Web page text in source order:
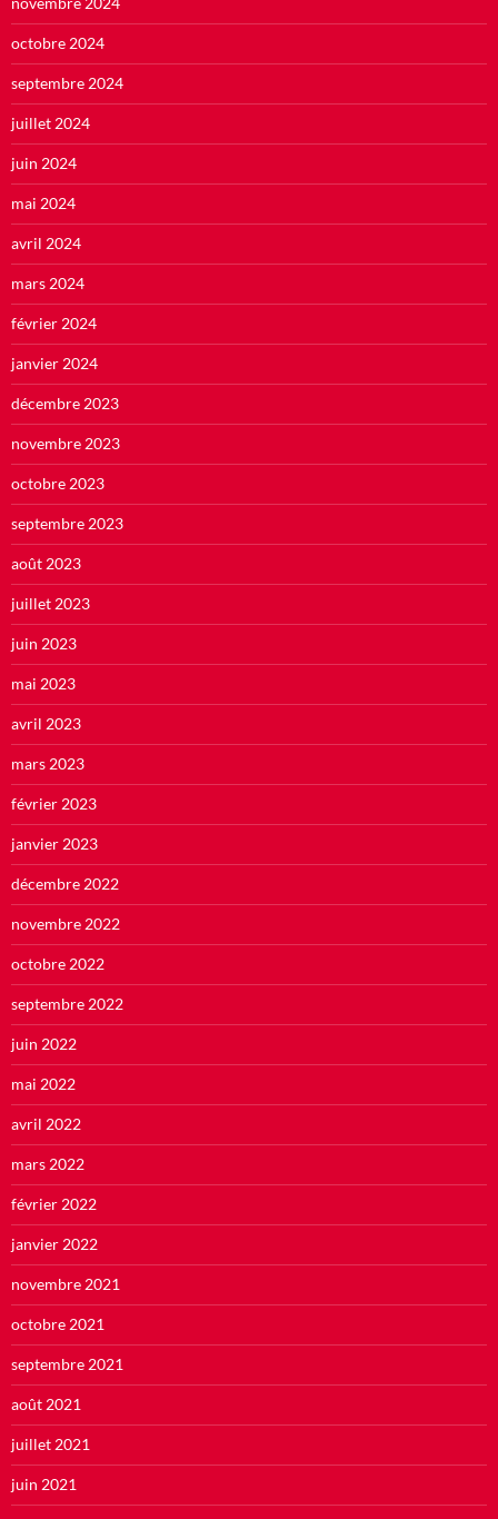
octobre 2024
septembre 2024
juillet 2024
juin 2024
mai 2024
avril 2024
mars 2024
février 2024
janvier 2024
décembre 2023
novembre 2023
octobre 2023
septembre 2023
août 2023
juillet 2023
juin 2023
mai 2023
avril 2023
mars 2023
février 2023
janvier 2023
décembre 2022
novembre 2022
octobre 2022
septembre 2022
juin 2022
mai 2022
avril 2022
mars 2022
février 2022
janvier 2022
novembre 2021
octobre 2021
septembre 2021
août 2021
juillet 2021
juin 2021